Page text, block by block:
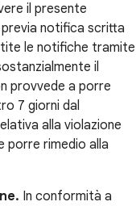
il presente
notifica scritta
le notifiche tramite
il
provvede a porre
7 giorni dal
alla violazione
porre rimedio alla
In conformità a